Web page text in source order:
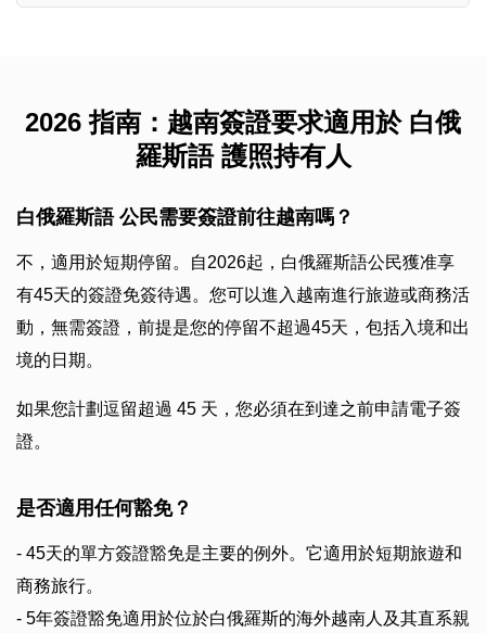
2026 指南：越南簽證要求適用於 白俄
羅斯語 護照持有人
白俄羅斯語 公民需要簽證前往越南嗎？
不，適用於短期停留。自2026起，白俄羅斯語公民獲准享
有45天的簽證免簽待遇。您可以進入越南進行旅遊或商務活
動，無需簽證，前提是您的停留不超過45天，包括入境和出
境的日期。
如果您計劃逗留超過 45 天，您必須在到達之前申請電子簽
證。
是否適用任何豁免？
- 45天的單方簽證豁免是主要的例外。它適用於短期旅遊和
商務旅行。
- 5年簽證豁免適用於位於白俄羅斯的海外越南人及其直系親